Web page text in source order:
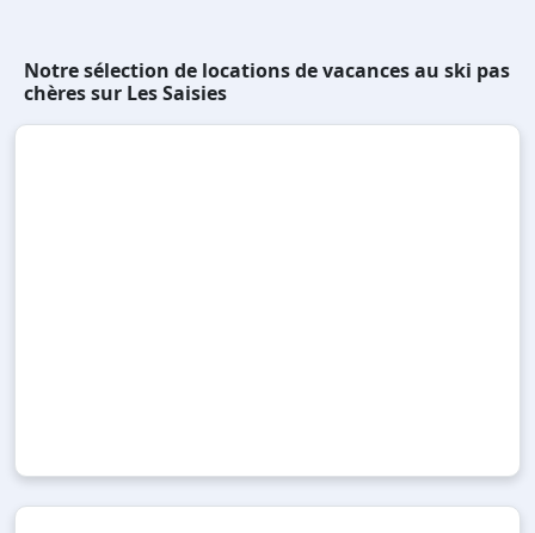
Notre sélection de locations de vacances au ski pas
chères sur Les Saisies